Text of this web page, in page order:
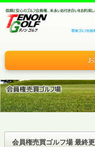
会員権売買ゴルフ場 最終更